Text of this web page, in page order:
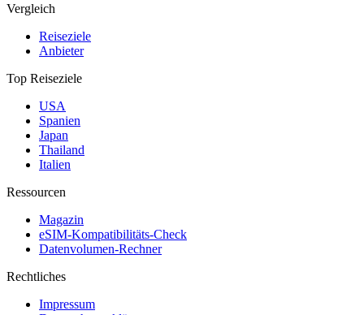
Vergleich
Reiseziele
Anbieter
Top Reiseziele
USA
Spanien
Japan
Thailand
Italien
Ressourcen
Magazin
eSIM-Kompatibilitäts-Check
Datenvolumen-Rechner
Rechtliches
Impressum